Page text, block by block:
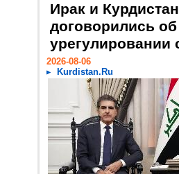
Ирак и Курдистан
договорились об
урегулировании
2026-08-06
Kurdistan.Ru